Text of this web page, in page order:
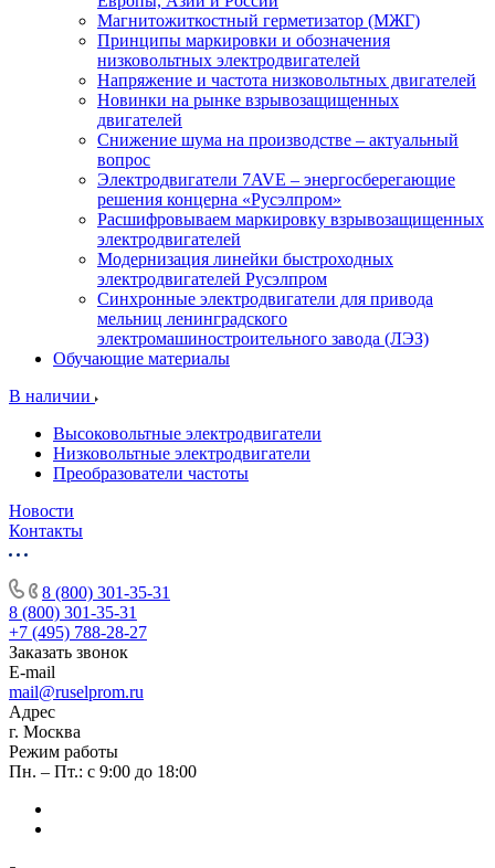
Магнитожиткостный герметизатор (МЖГ)
Принципы маркировки и обозначения
низковольтных электродвигателей
Напряжение и частота низковольтных двигателей
Новинки на рынке взрывозащищенных
двигателей
Снижение шума на производстве – актуальный
вопрос
Электродвигатели 7AVE – энергосберегающие
решения концерна «Русэлпром»
Расшифровываем маркировку взрывозащищенных
электродвигателей
Модернизация линейки быстроходных
электродвигателей Русэлпром
Синхронные электродвигатели для привода
мельниц ленинградского
электромашиностроительного завода (ЛЭЗ)
Обучающие материалы
В наличии
Высоковольтные электродвигатели
Низковольтные электродвигатели
Преобразователи частоты
Новости
Контакты
8 (800) 301-35-31
8 (800) 301-35-31
+7 (495) 788-28-27
Заказать звонок
E-mail
mail@ruselprom.ru
Адрес
г. Москва
Режим работы
Пн. – Пт.: с 9:00 до 18:00